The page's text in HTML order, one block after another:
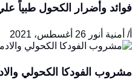
وأضرار الكحول طبياً
أمنية أنور 26 أغسطس، 2021
الفودكا الكحولي